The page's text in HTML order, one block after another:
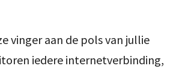
vinger aan de pols van jullie
iedere internetverbinding,